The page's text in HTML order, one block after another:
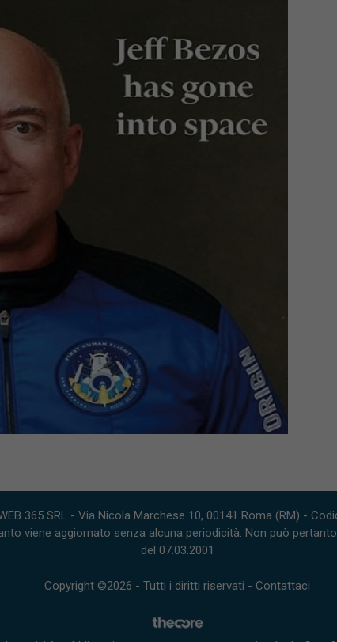
365 SRL - Via Nicola Marchese 10, 00141 Roma (RM) -
viene aggiornato senza alcuna periodicità. Non può
del 07.03.2001
Copyright ©2026 - Tutti i diritti riservati - Contattaci